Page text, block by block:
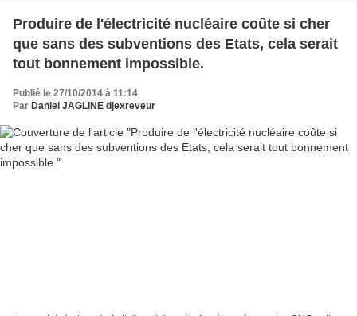
Produire de l'électricité nucléaire coûte si cher
que sans des subventions des Etats, cela serait
tout bonnement impossible.
Publié le 27/10/2014 à 11:14
Par Daniel JAGLINE djexreveur